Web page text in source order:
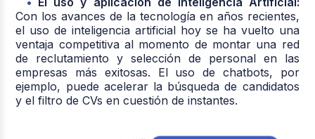
Con los avances de la tecnología en años recientes,
el uso de inteligencia artificial hoy se ha vuelto una
ventaja competitiva al momento de montar una red
de reclutamiento y selección de personal en las
empresas más exitosas. El uso de chatbots, por
ejemplo, puede acelerar la búsqueda de candidatos
y el filtro de CVs en cuestión de instantes.